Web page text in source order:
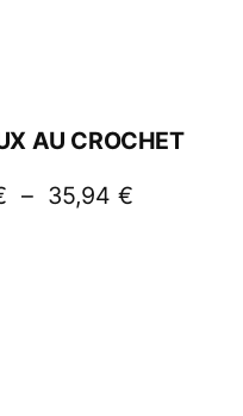
AU CROCHET
– 35,94 €